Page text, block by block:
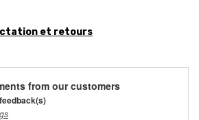
et retours
from our customers